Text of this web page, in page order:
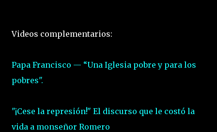
Videos complementarios:
Papa Francisco — “Una Iglesia pobre y para los
pobres".
"¡Cese la represión!" El discurso que le costó la
vida a monseñor Romero